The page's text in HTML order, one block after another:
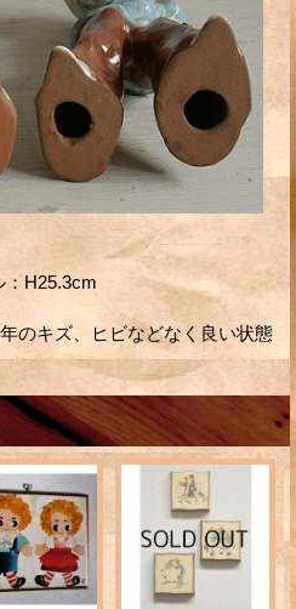
H25.3cm
キズ、ヒビなどなく良い状態